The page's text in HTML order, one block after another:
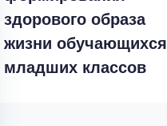
здорового образа
жизни обучающихся
младших классов